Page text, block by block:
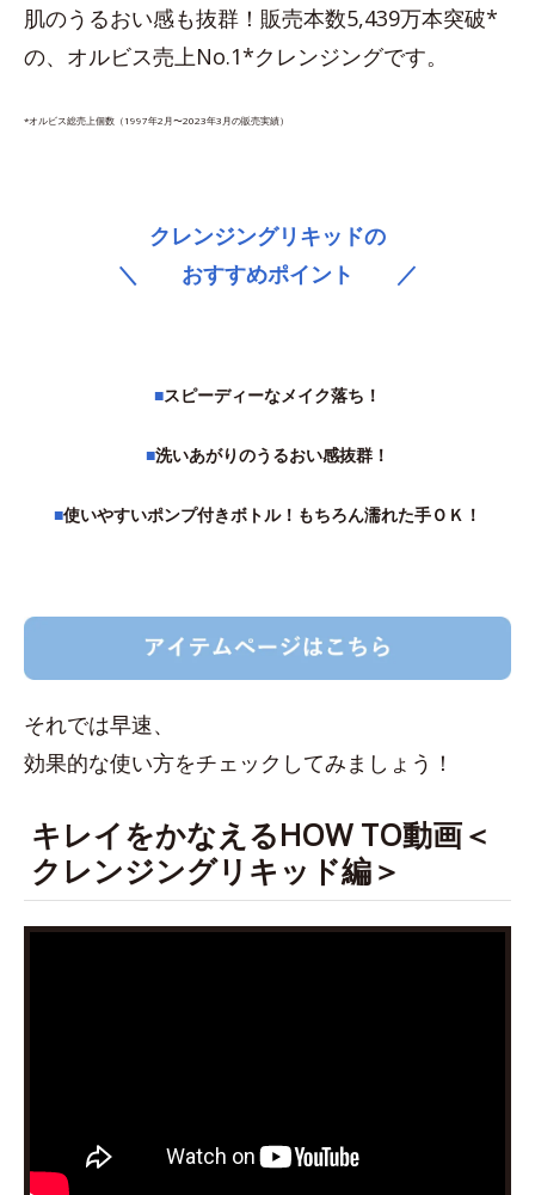
肌のうるおい感も抜群！販売本数5,439万本突破*
の、オルビス売上No.1*クレンジングです。
*オルビス総売上個数（1997年2月〜2023年3月の販売実績）
クレンジングリキッドの
＼ おすすめポイント ／
■スピーディーなメイク落ち！
■洗いあがりのうるおい感抜群！
■使いやすいポンプ付きボトル！もちろん濡れた手ＯＫ！
それでは早速、
効果的な使い方をチェックしてみましょう！
キレイをかなえるHOW TO動画＜
クレンジングリキッド編＞